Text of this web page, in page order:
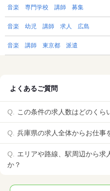
音楽 専門学校 講師 募集
音楽 幼児 講師 求人 広島
音楽 講師 東京都 派遣
よくあるご質問
この条件の求人数はどのくら
兵庫県の求人全体からお仕事
エリアや路線、駅周辺から求
か？